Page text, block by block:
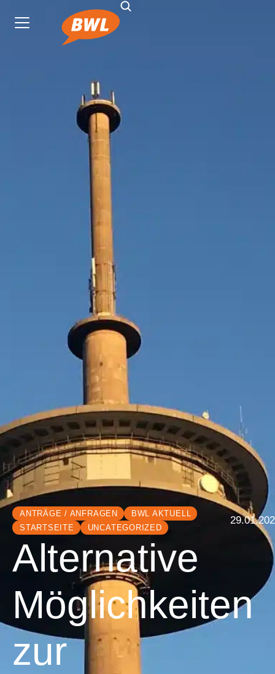
ANTRÄGE / ANFRAGEN
BWL AKTUELL
STARTSEITE
UNCATEGORIZED
Alternative
Möglichkeiten
zur